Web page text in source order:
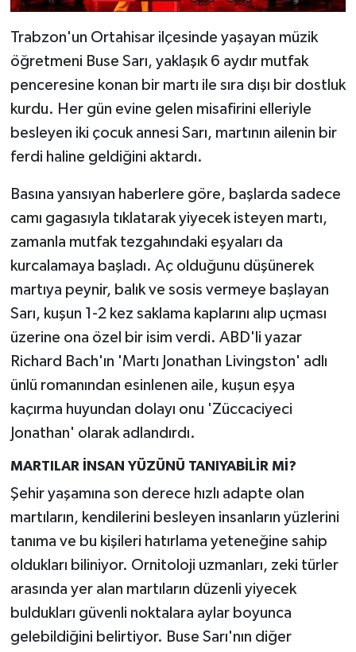
Trabzon'un Ortahisar ilçesinde yaşayan müzik
öğretmeni Buse Sarı, yaklaşık 6 aydır mutfak
penceresine konan bir martı ile sıra dışı bir dostluk
kurdu. Her gün evine gelen misafirini elleriyle
besleyen iki çocuk annesi Sarı, martının ailenin bir
ferdi haline geldiğini aktardı.
Basına yansıyan haberlere göre, başlarda sadece
camı gagasıyla tıklatarak yiyecek isteyen martı,
zamanla mutfak tezgahındaki eşyaları da
kurcalamaya başladı. Aç olduğunu düşünerek
martıya peynir, balık ve sosis vermeye başlayan
Sarı, kuşun 1-2 kez saklama kaplarını alıp uçması
üzerine ona özel bir isim verdi. ABD'li yazar
Richard Bach'ın 'Martı Jonathan Livingston' adlı
ünlü romanından esinlenen aile, kuşun eşya
kaçırma huyundan dolayı onu 'Züccaciyeci
Jonathan' olarak adlandırdı.
MARTILAR İNSAN YÜZÜNÜ TANIYABİLİR Mİ?
Şehir yaşamına son derece hızlı adapte olan
martıların, kendilerini besleyen insanların yüzlerini
tanıma ve bu kişileri hatırlama yeteneğine sahip
oldukları biliniyor. Ornitoloji uzmanları, zeki türler
arasında yer alan martıların düzenli yiyecek
buldukları güvenli noktalara aylar boyunca
gelebildiğini belirtiyor. Buse Sarı'nın diğer